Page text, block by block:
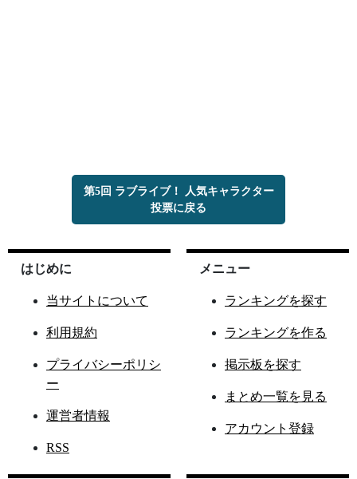
第5回 ラブライブ！ 人気キャラクター
投票に戻る
はじめに
当サイトについて
利用規約
プライバシーポリシ
ー
運営者情報
RSS
メニュー
ランキングを探す
ランキングを作る
掲示板を探す
まとめ一覧を見る
アカウント登録